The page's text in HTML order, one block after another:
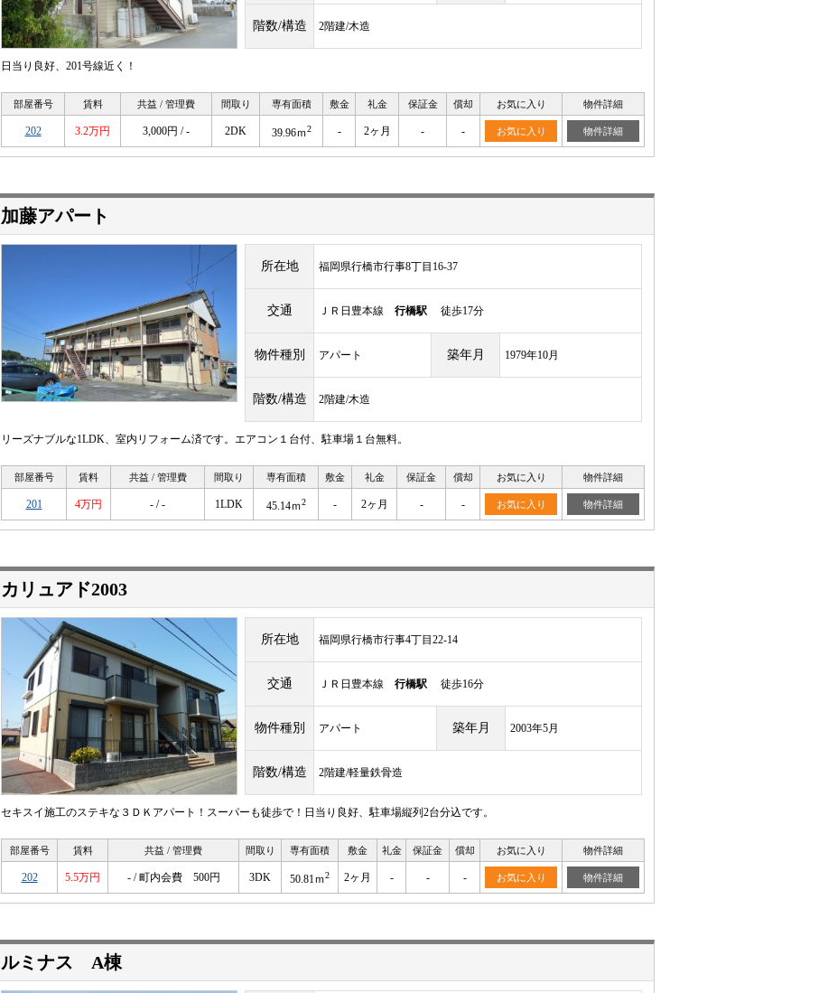
階数/構造 2階建/木造
日当り良好、201号線近く！
部屋番号 賃料 共益 / 管理費 間取り 専有面積 敷金 礼金 保証金 償却 お気に入り 物件詳細
202 3.2万円 3,000円 / - 2DK 39.96ｍ2 - 2ヶ月 - - お気に入り 物件詳細
加藤アパート
所在地 福岡県行橋市行事8丁目16-37
交通 ＪＲ日豊本線 行橋駅 徒歩17分
物件種別 アパート 築年月 1979年10月
階数/構造 2階建/木造
リーズナブルな1LDK、室内リフォーム済です。エアコン１台付、駐車場１台無料。
部屋番号 賃料 共益 / 管理費 間取り 専有面積 敷金 礼金 保証金 償却 お気に入り 物件詳細
201 4万円 - / - 1LDK 45.14ｍ2 - 2ヶ月 - - お気に入り 物件詳細
カリュアド2003
所在地 福岡県行橋市行事4丁目22-14
交通 ＪＲ日豊本線 行橋駅 徒歩16分
物件種別 アパート 築年月 2003年5月
階数/構造 2階建/軽量鉄骨造
セキスイ施工のステキな３ＤＫアパート！スーパーも徒歩で！日当り良好、駐車場縦列2台分込です。
部屋番号 賃料 共益 / 管理費 間取り 専有面積 敷金 礼金 保証金 償却 お気に入り 物件詳細
202 5.5万円 - / 町内会費 500円 3DK 50.81ｍ2 2ヶ月 - - - お気に入り 物件詳細
ルミナス A棟